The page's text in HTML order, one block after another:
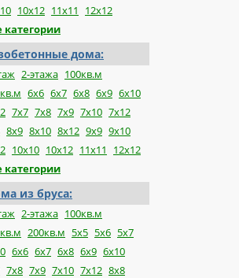
10х12 11х11
12х12
категории
дома:
2-этажа 100кв.м
6x6 6x7 6x8 6x9 6x10
7x7 7x8 7x9 7x10 7x12
8x9 8x10 8x12 9x9 9x10
10x10 10x12 11x11
12x12
категории
из бруса:
2-этажа 100кв.м
200кв.м 5x5 5x6 5x7
6x6 6x7 6x8 6x9 6x10
7x8 7x9 7x10 7x12 8x8